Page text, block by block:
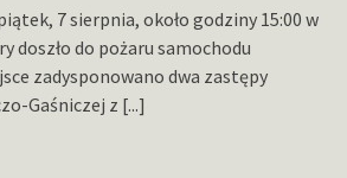
7 sierpnia, około godziny 15:00 w
doszło do pożaru samochodu
zadysponowano dwa zastępy
Gaśniczej z [...]